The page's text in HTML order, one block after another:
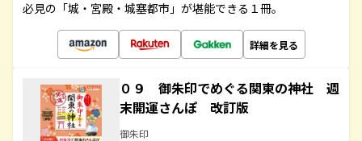
必見の「城・宮殿・城塞都市」が堪能できる１冊。
詳細を見る
０９ 御朱印でめぐる関東の神社 週
末開運さんぽ 改訂版
御朱印